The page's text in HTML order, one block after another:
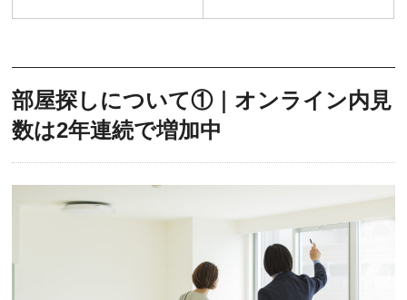
部屋探しについて①｜オンライン内見
数は2年連続で増加中